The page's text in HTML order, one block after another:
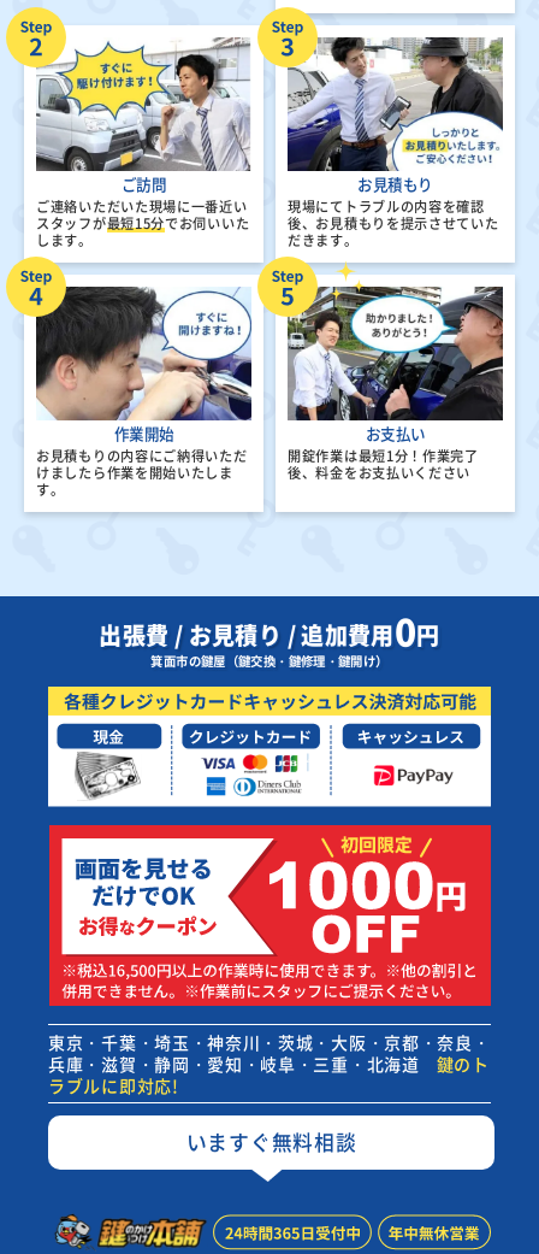
ご訪問
ご連絡いただいた現場に一番近い
スタッフが最短15分でお伺いいた
します。
お見積もり
現場にてトラブルの内容を確認
後、 お見積もりを提示させていた
だきます。
作業開始
お見積もりの内容にご納得いただ
けましたら作業を開始いたしま
す。
お支払い
開錠作業は最短1分！ 作業完了
後、料金をお支払いください
出張費 / お見積り / 追加費用0円
箕面市の鍵屋（鍵交換・鍵修理・鍵開け）
東京・千葉・埼玉・神奈川・茨城・大阪・京都・奈良・
兵庫・滋賀・静岡・愛知・岐阜・三重・北海道
鍵のト
ラブルに即対応!
いますぐ無料相談